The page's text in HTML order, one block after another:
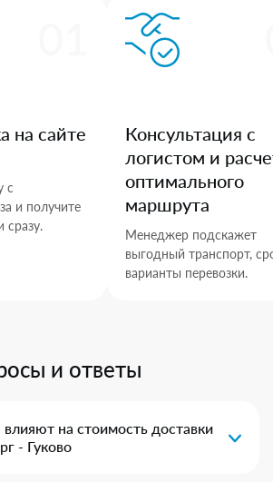
на сайте
с
и получите
сразу.
Консультация с
логистом и
оптимального
маршрута
Менеджер подскажет
выгодный транспорт,
варианты перевозки.
и ответы
на стоимость доставки
- Гуково